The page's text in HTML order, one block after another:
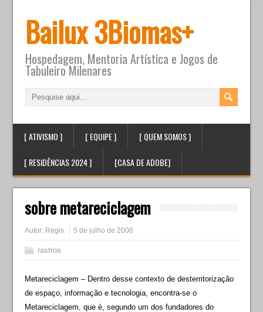
Bailux 3Biomas+
Hospedagem, Mentoria Artística e Jogos de
Tabuleiro Milenares
[ ATIVISMO ] [ EQUIPE ] [ QUEM SOMOS ]
[ RESIDÊNCIAS 2024 ] [CASA DE ADOBE]
sobre metareciclagem
Autor: Regis 5 de julho de 2006
rastros
Metareciclagem – Dentro desse contexto de desterritorização
de espaço, informação e tecnologia, encontra-se o
Metareciclagem, que é, segundo um dos fundadores do